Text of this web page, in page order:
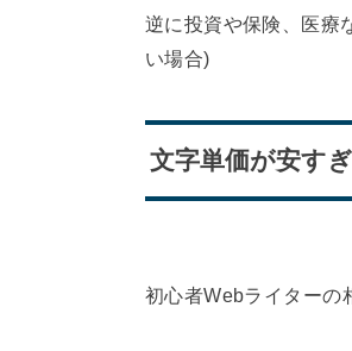
逆に投資や保険、医療
い場合)
文字単価が安す
初心者Webライターの